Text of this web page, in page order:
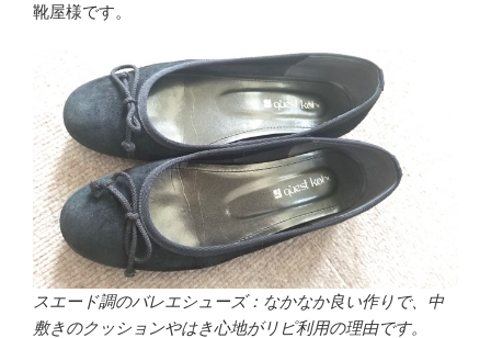
靴屋様です。
スエード調のバレエシューズ：なかなか良い作りで、中
敷きのクッションやはき心地がリピ利用の理由です。